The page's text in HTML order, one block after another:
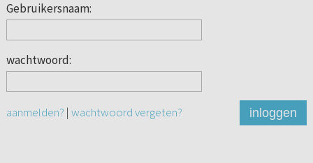
Gebruikersnaam:
wachtwoord:
aanmelden? | wachtwoord vergeten? inloggen